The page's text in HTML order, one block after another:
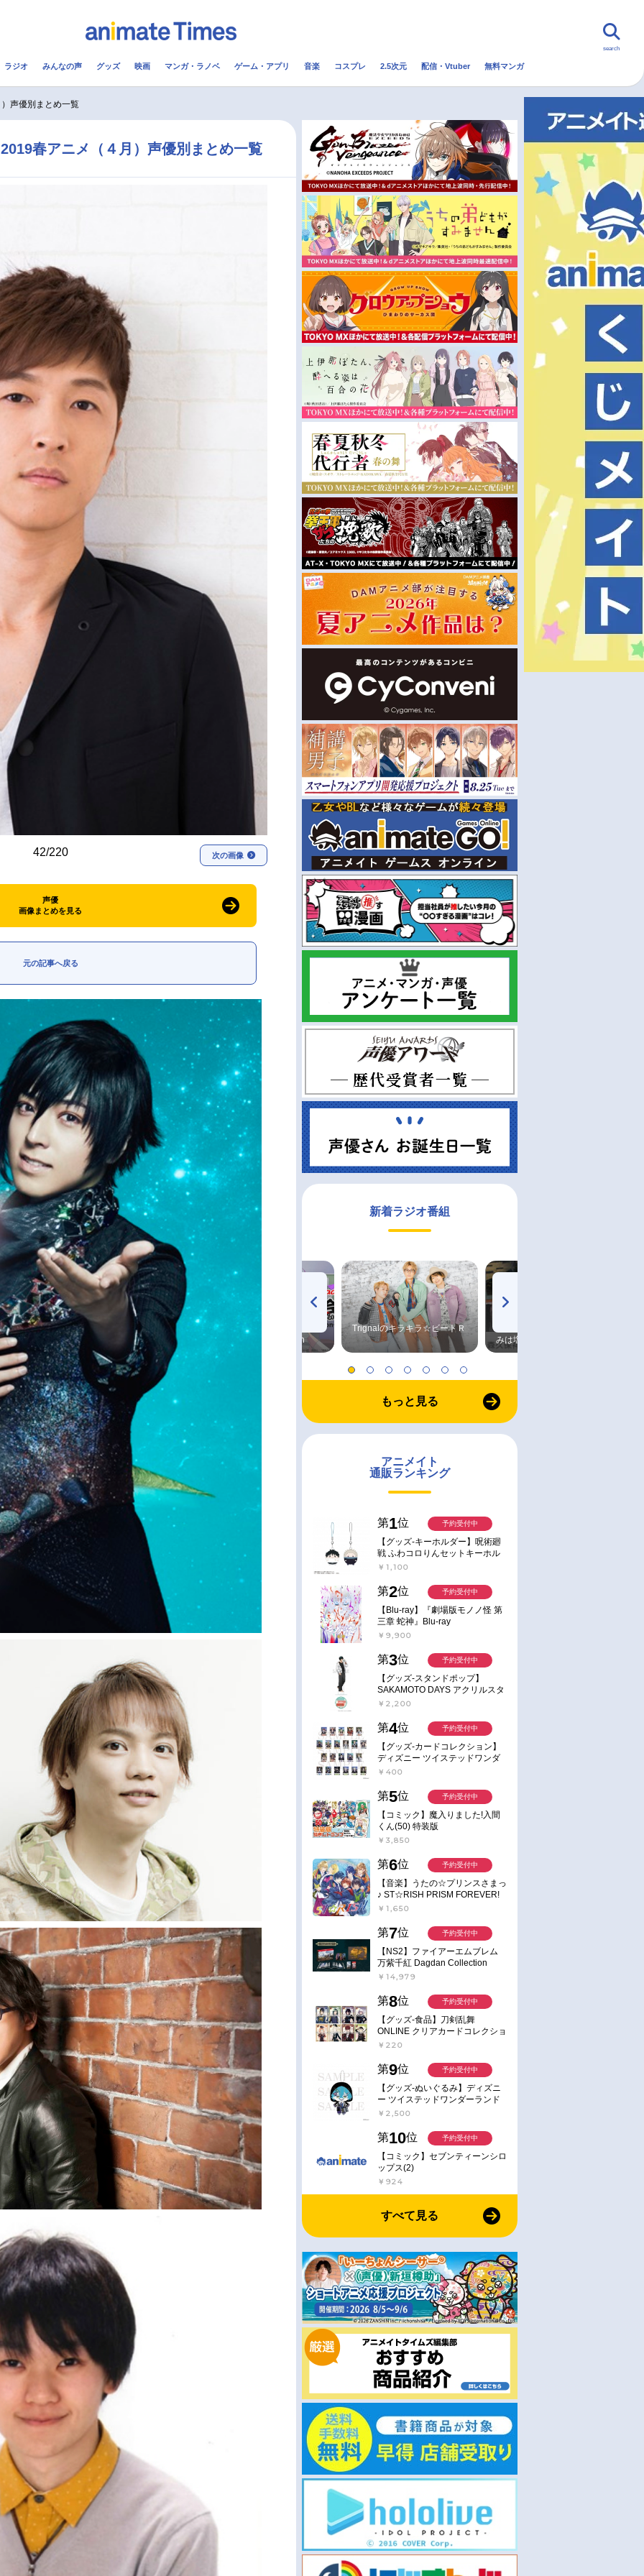
コスプレ 2.5次元 配信・Vtuber トレンド 無料マンガ
アニメ映画一覧 今期アニメ曜日別一覧 秋アニメ
冬アニメ
search
ラジオ みんなの声 グッズ 映画 マンガ・ラノベ ゲーム・アプリ 音楽 コスプレ 2.5次元 配信・Vtuber 無料マンガ
声優別まとめ一覧
春アニメ（４月）声優別まとめ一覧
42/220 次の画像
声優
画像まとめを見る
元の記事へ戻る
新着ラジオ番組
高橋美紀のおんぷの気持ち
♪ in アニメイトタイムズ
TVアニメ『戦隊大失格』
radio 大直会 2nd season
Trignalのキラキラ☆ビートＲ
みは塩だけ
もっと見る
アニメイト
通販ランキング
第1位
【グッズ-キーホルダー】呪術廻
戦 ふわコロりんセットキーホル
ダー【アニメイト特典付】
￥1,100
予約受付中
第2位
【Blu-ray】『劇場版モノノ怪 第
三章 蛇神』Blu-ray
￥9,900
予約受付中
第3位
【グッズ-スタンドポップ】
SAKAMOTO DAYS アクリルスタ
ンド～Sunny Afternoon～ 4.南雲
￥2,200
予約受付中
第4位
【グッズ-カードコレクション】
ディズニー ツイステッドワンダ
ーランド ランダムカードコレク
￥400
予約受付中
第5位
【コミック】魔入りました!入間
くん(50) 特装版
￥3,850
予約受付中
第6位
【音楽】うたの☆プリンスさまっ
♪ ST☆RISH PRISM FOREVER!
￥1,650
予約受付中
第7位
【NS2】ファイアーエムブレム
万紫千紅 Dagdan Collection
￥14,979
予約受付中
第8位
【グッズ-食品】刀剣乱舞
ONLINE クリアカードコレクショ
ンガム
￥220
予約受付中
第9位
【グッズ-ぬいぐるみ】ディズニ
ー ツイステッドワンダーランド
ミニミニぬいぐるみ(クラブ・ウ
￥2,500
予約受付中
第10位
【コミック】セブンティーンシロ
ップス(2)
￥924
予約受付中
すべて見る